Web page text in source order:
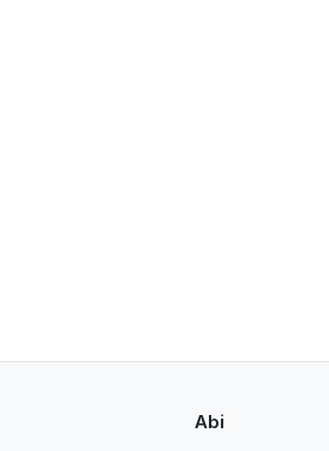
Abi